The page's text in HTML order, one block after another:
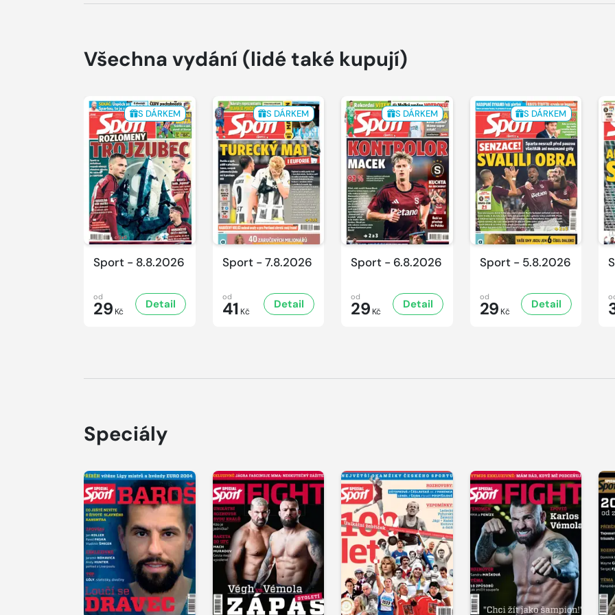
Všechna vydání (lidé také kupují)
S DÁRKEM
Sport - 8.8.2026
od
29 Kč
Detail
S DÁRKEM
Sport - 7.8.2026
od
41 Kč
Detail
S DÁRKEM
Sport - 6.8.2026
od
29 Kč
Detail
S DÁRKEM
Sport - 5.8.2026
od
29 Kč
Detail
Speciály